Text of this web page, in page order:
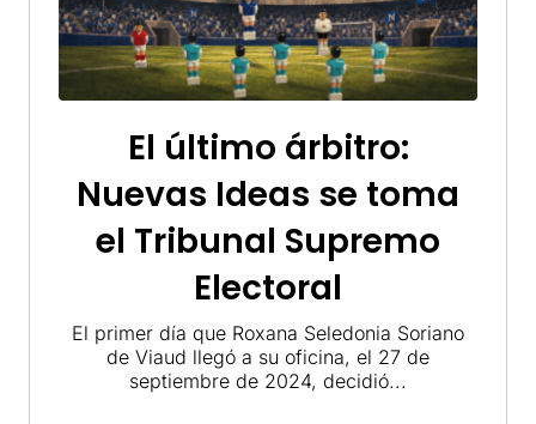
El último árbitro:
Nuevas Ideas se toma
el Tribunal Supremo
Electoral
El primer día que Roxana Seledonia Soriano
de Viaud llegó a su oficina, el 27 de
septiembre de 2024, decidió...